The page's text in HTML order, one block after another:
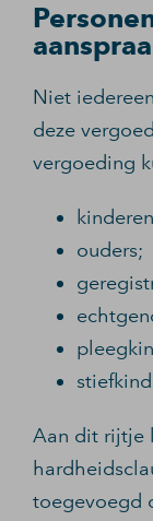
Niet
deze
vergoeding
ouders;
Aan dit rijtje
toegevoegd